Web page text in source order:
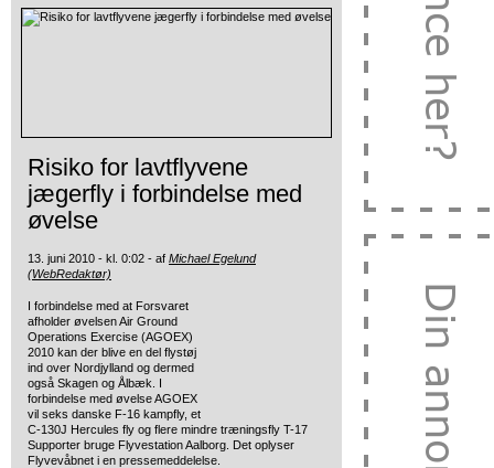
Risiko for lavtflyvene
jægerfly i forbindelse med
øvelse
13. juni 2010 - kl. 0:02 - af Michael Egelund
(WebRedaktør)
I forbindelse med at Forsvaret
afholder øvelsen Air Ground
Operations Exercise (AGOEX)
2010 kan der blive en del flystøj
ind over Nordjylland og dermed
også Skagen og Ålbæk. I
forbindelse med øvelse AGOEX
vil seks danske F-16 kampfly, et
C-130J Hercules fly og flere mindre træningsfly T-17
Supporter bruge Flyvestation Aalborg. Det oplyser
Flyvevåbnet i en pressemeddelelse.